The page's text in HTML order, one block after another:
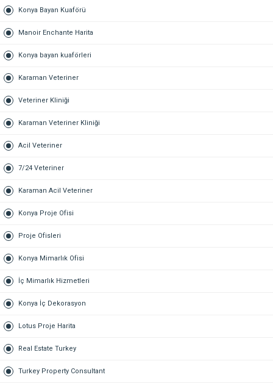
Konya Bayan Kuaförü
Manoir Enchante Harita
Konya bayan kuaförleri
Karaman Veteriner
Veteriner Kliniği
Karaman Veteriner Kliniği
Acil Veteriner
7/24 Veteriner
Karaman Acil Veteriner
Konya Proje Ofisi
Proje Ofisleri
Konya Mimarlık Ofisi
İç Mimarlık Hizmetleri
Konya İç Dekorasyon
Lotus Proje Harita
Real Estate Turkey
Turkey Property Consultant